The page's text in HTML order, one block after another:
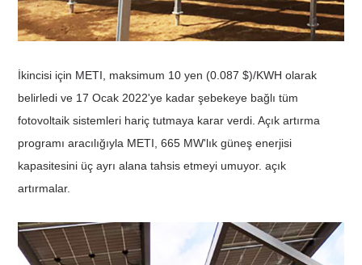
İkincisi için METI, maksimum 10 yen (0.087 $)/KWH olarak
belirledi ve 17 Ocak 2022'ye kadar şebekeye bağlı tüm
fotovoltaik sistemleri hariç tutmaya karar verdi. Açık artırma
programı aracılığıyla METI, 665 MW'lık güneş enerjisi
kapasitesini üç ayrı alana tahsis etmeyi umuyor. açık
artırmalar.